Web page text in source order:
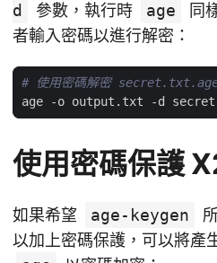
d
參數，執行時 age
同
者輸入密碼以進行解密：
# 使用密碼解密
使用密碼保護
如果希望 age-keygen
以加上密碼保護，可以將產